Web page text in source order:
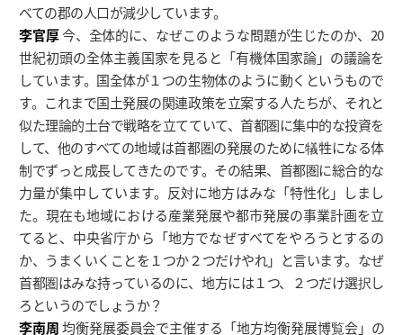
べての郡の人口が減少しています。
李官厚今、全体的に、なぜこのような問題が生じたのか、20
世紀初頭の全体主義国家を見ると「有機体国家論」の議論を
しています。国全体が１つの生物体のように動くというもので
す。これまで国土発展の関連政策を立案する人たちが、それと
似た理論的土台で戦略を立てていて、首都圏に集中的な投資を
して、他のすべての地域は首都圏の発展のために犠牲になる体
制でずっと成長してきたのです。その結果、首都圏に総合的な
力量が集中しています。反対に地方はみな「特性化」しまし
た。現在も地域における産業発展や都市発展の事業計画を立
てると、中央省庁から「地方でなぜすべてをやろうとするの
か、うまくいくことを１つか２つだけやれ」と言います。なぜ
首都圏はみな持っているのに、地方には１つ、２つだけ選択し
ろというのでしょうか？
李南周均衡発展委員会で主催する「地方均衡発展博覧会」の